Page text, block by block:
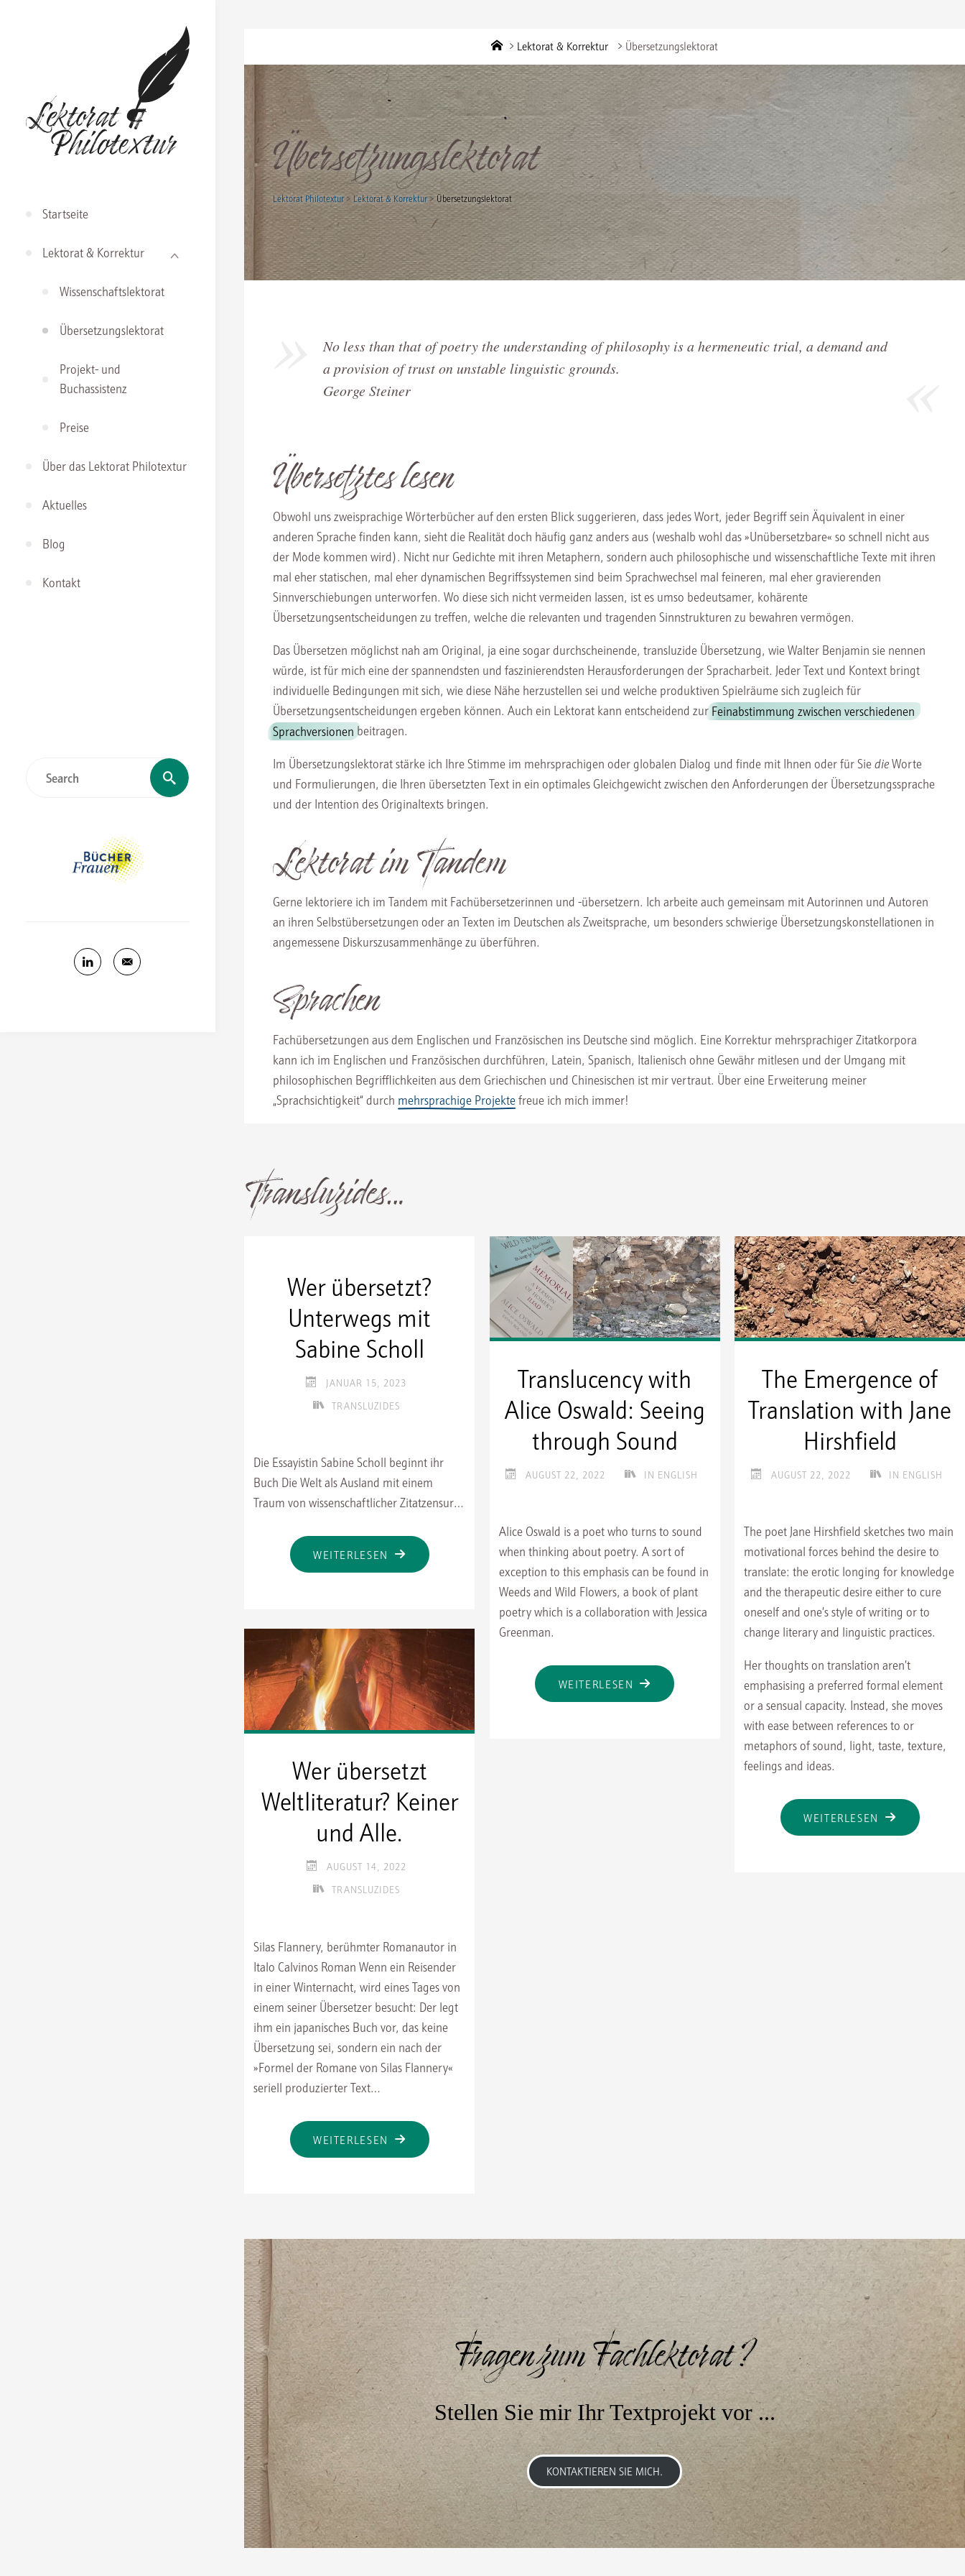
Startseite
Lektorat & Korrektur
Wissenschaftslektorat
Übersetzungslektorat
Projekt- und
Buchassistenz
Preise
Über das Lektorat Philotextur
Aktuelles
Blog
Kontakt
Search
HomeLektorat & Korrektur Übersetzungslektorat
Übersetzungslektorat
Lektorat Philotextur>Lektorat & Korrektur>Übersetzungslektorat
No less than that of poetry the understanding of philosophy is a hermeneutic trial, a demand and
a provision of trust on unstable linguistic grounds.
George Steiner
Übersetztes lesen
Obwohl uns zweisprachige Wörterbücher auf den ersten Blick suggerieren, dass jedes Wort, jeder Begriff sein Äquivalent in einer
anderen Sprache finden kann, sieht die Realität doch häufig ganz anders aus (weshalb wohl das »Unübersetzbare« so schnell nicht aus
der Mode kommen wird). Nicht nur Gedichte mit ihren Metaphern, sondern auch philosophische und wissenschaftliche Texte mit ihren
mal eher statischen, mal eher dynamischen Begriffssystemen sind beim Sprachwechsel mal feineren, mal eher gravierenden
Sinnverschiebungen unterworfen. Wo diese sich nicht vermeiden lassen, ist es umso bedeutsamer, kohärente
Übersetzungsentscheidungen zu treffen, welche die relevanten und tragenden Sinnstrukturen zu bewahren vermögen.
Das Übersetzen möglichst nah am Original, ja eine sogar durchscheinende, transluzide Übersetzung, wie Walter Benjamin sie nennen
würde, ist für mich eine der spannendsten und faszinierendsten Herausforderungen der Spracharbeit. Jeder Text und Kontext bringt
individuelle Bedingungen mit sich, wie diese Nähe herzustellen sei und welche produktiven Spielräume sich zugleich für
Übersetzungsentscheidungen ergeben können. Auch ein Lektorat kann entscheidend zurFeinabstimmung zwischen verschiedenen
Sprachversionen beitragen.
Im Übersetzungslektorat stärke ich Ihre Stimme im mehrsprachigen oder globalen Dialog und finde mit Ihnen oder für SiedieWorte
und Formulierungen, die Ihren übersetzten Text in ein optimales Gleichgewicht zwischen den Anforderungen der Übersetzungssprache
und der Intention des Originaltexts bringen.
Lektorat im Tandem
Gerne lektoriere ich im Tandem mit Fachübersetzerinnen und -übersetzern. Ich arbeite auch gemeinsam mit Autorinnen und Autoren
an ihren Selbstübersetzungen oder an Texten im Deutschen als Zweitsprache, um besonders schwierige Übersetzungskonstellationen in
angemessene Diskurszusammenhänge zu überführen.
Sprachen
Fachübersetzungen aus dem Englischen und Französischen ins Deutsche sind möglich. Eine Korrektur mehrsprachiger Zitatkorpora
kann ich im Englischen und Französischen durchführen, Latein, Spanisch, Italienisch ohne Gewähr mitlesen und der Umgang mit
philosophischen Begrifflichkeiten aus dem Griechischen und Chinesischen ist mir vertraut. Über eine Erweiterung meiner
„Sprachsichtigkeit“ durch mehrsprachige Projektefreue ich mich immer!
Transluzides…
Wer übersetzt?
Unterwegs mit
Sabine Scholl
JANUAR 15, 2023
TRANSLUZIDES
Die Essayistin Sabine Scholl beginnt ihr
Buch Die Welt als Ausland mit einem
Traum von wissenschaftlicher Zitatzensur…
WEITERLESEN "WER
ÜBERSETZT?
SABINE
SCHOLL"
Translucency with
Alice Oswald: Seeing
through Sound
AUGUST 22, 2022 IN ENGLISH
Alice Oswald is a poet who turns to sound
when thinking about poetry. A sort of
exception to this emphasis can be found in
Weeds and Wild Flowers, a book of plant
poetry which is a collaboration with Jessica
Greenman.
WEITERLESEN "TRANSLUCENCY
WITH
The Emergence of
Translation with Jane
Hirshfield
AUGUST 22, 2022 IN ENGLISH
The poet Jane Hirshfield sketches two main
motivational forces behind the desire to
translate: the erotic longing for knowledge
and the therapeutic desire either to cure
oneself and one’s style of writing or to
change literary and linguistic practices.
Her thoughts on translation aren’t
emphasising a preferred formal element
or a sensual capacity. Instead, she moves
with ease between references to or
metaphors of sound, light, taste, texture,
feelings and ideas.
WEITERLESEN "THE
EMERGENCE
Wer übersetzt
Weltliteratur? Keiner
und Alle.
AUGUST 14, 2022
TRANSLUZIDES
Silas Flannery, berühmter Romanautor in
Italo Calvinos Roman Wenn ein Reisender
in einer Winternacht, wird eines Tages von
einem seiner Übersetzer besucht: Der legt
ihm ein japanisches Buch vor, das keine
Übersetzung sei, sondern ein nach der
»Formel der Romane von Silas Flannery«
seriell produzierter Text…
WEITERLESEN "WER
ÜBERSETZT
ALLE."
Fragen zum Fachlektorat ?
Stellen Sie mir Ihr Textprojekt vor ...
KONTAKTIEREN SIE MICH.